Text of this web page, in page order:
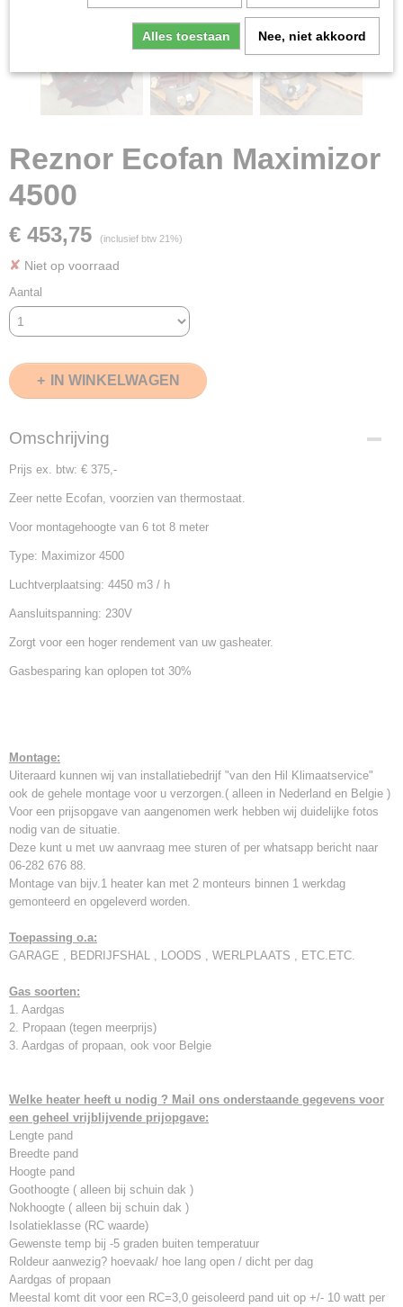
Reznor Ecofan Maximizor
4500
€ 453,75 (inclusief btw 21%)
✘ Niet op voorraad
Aantal
IN WINKELWAGEN
Omschrijving
Prijs ex. btw: € 375,-
Zeer nette Ecofan, voorzien van thermostaat.
Voor montagehoogte van 6 tot 8 meter
Type: Maximizor 4500
Luchtverplaatsing: 4450 m3 / h
Aansluitspanning: 230V
Zorgt voor een hoger rendement van uw gasheater.
Gasbesparing kan oplopen tot 30%
Montage:
Uiteraard kunnen wij van installatiebedrijf "van den Hil Klimaatservice"
ook de gehele montage voor u verzorgen.( alleen in Nederland en Belgie )
Voor een prijsopgave van aangenomen werk hebben wij duidelijke fotos
nodig van de situatie.
Deze kunt u met uw aanvraag mee sturen of per whatsapp bericht naar
06-282 676 88.
Montage van bijv.1 heater kan met 2 monteurs binnen 1 werkdag
gemonteerd en opgeleverd worden.
Toepassing o.a:
GARAGE , BEDRIJFSHAL , LOODS , WERLPLAATS , ETC.ETC.
Gas soorten:
1. Aardgas
2. Propaan (tegen meerprijs)
3. Aardgas of propaan, ook voor Belgie
Welke heater heeft u nodig ? Mail ons onderstaande gegevens voor
een geheel vrijblijvende prijopgave:
Lengte pand
Breedte pand
Hoogte pand
Goothoogte ( alleen bij schuin dak )
Nokhoogte ( alleen bij schuin dak )
Isolatieklasse (RC waarde)
Gewenste temp bij -5 graden buiten temperatuur
Roldeur aanwezig? hoevaak/ hoe lang open / dicht per dag
Aardgas of propaan
Meestal komt dit voor een RC=3,0 geisoleerd pand uit op +/- 10 watt per
Alles toestaan Nee, niet akkoord